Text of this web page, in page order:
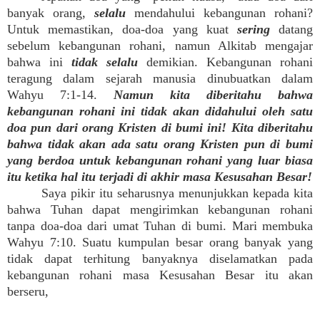
banyak orang, selalu mendahului kebangunan rohani?
Untuk memastikan, doa-doa yang kuat seringdatang
sebelum kebangunan rohani, namun Alkitab mengajar
bahwa ini tidak selalu demikian. Kebangunan rohani
teragung dalam sejarah manusia dinubuatkan dalam
Wahyu 7:1-14. Namun kita diberitahu bahwa
kebangunan rohani ini tidak akan didahului oleh satu
doa pun dari orang Kristen di bumi ini! Kita diberitahu
bahwa tidak akan ada satu orang Kristen pun di bumi
yang berdoa untuk kebangunan rohani yang luar biasa
itu ketika hal itu terjadi di akhir masa Kesusahan Besar!
Saya pikir itu seharusnya menunjukkan kepada kita
bahwa Tuhan dapat mengirimkan kebangunan rohani
tanpa doa-doa dari umat Tuhan di bumi. Mari membuka
Wahyu 7:10. Suatu kumpulan besar orang banyak yang
tidak dapat terhitung banyaknya diselamatkan pada
kebangunan rohani masa Kesusahan Besar itu akan
berseru,